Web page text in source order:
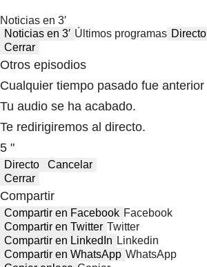
Noticias en 3′
Noticias en 3′ Últimos programas Directo
Cerrar
Otros episodios
Cualquier tiempo pasado fue anterior
Tu audio se ha acabado.
Te redirigiremos al directo.
5 "
Directo
Cancelar
Cerrar
Compartir
Compartir en Facebook Facebook
Compartir en Twitter Twitter
Compartir en LinkedIn Linkedin
Compartir en WhatsApp WhatsApp